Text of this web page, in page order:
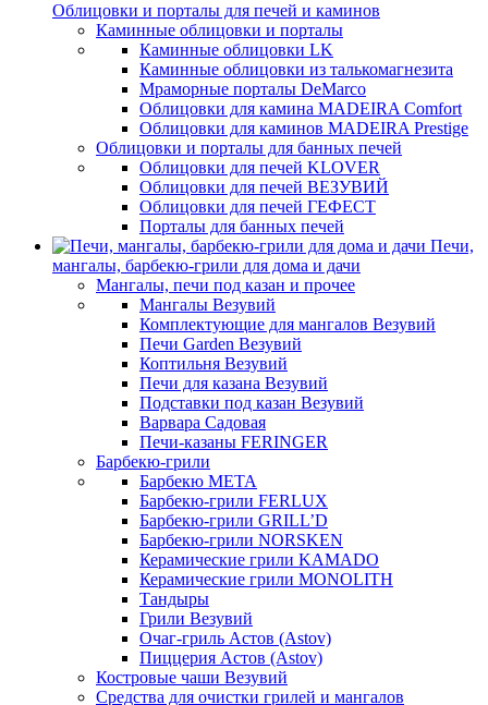
Облицовки и порталы для печей и каминов
Каминные облицовки и порталы
Каминные облицовки LK
Каминные облицовки из талькомагнезита
Мраморные порталы DeMarco
Облицовки для камина MADEIRA Comfort
Облицовки для каминов MADEIRA Prestige
Облицовки и порталы для банных печей
Облицовки для печей KLOVER
Облицовки для печей ВЕЗУВИЙ
Облицовки для печей ГЕФЕСТ
Порталы для банных печей
Печи,
мангалы, барбекю-грили для дома и дачи
Мангалы, печи под казан и прочее
Мангалы Везувий
Комплектующие для мангалов Везувий
Печи Garden Везувий
Коптильня Везувий
Печи для казана Везувий
Подставки под казан Везувий
Варвара Садовая
Печи-казаны FERINGER
Барбекю-грили
Барбекю МЕТА
Барбекю-грили FERLUX
Барбекю-грили GRILL’D
Барбекю-грили NORSKEN
Керамические грили KAMADO
Керамические грили MONOLITH
Тандыры
Грили Везувий
Очаг-гриль Астов (Astov)
Пиццерия Астов (Astov)
Костровые чаши Везувий
Средства для очистки грилей и мангалов